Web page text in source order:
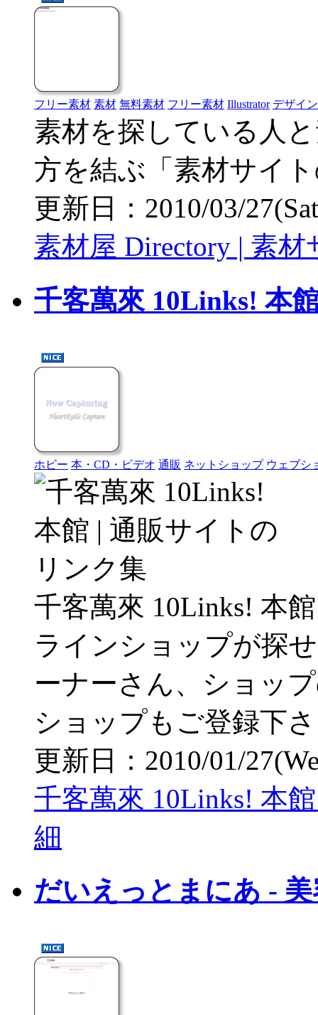
フリー素材 素材 無料素材 フリー素材 Illustrator デザイン
素材を探している人
方を結ぶ「素材サイ
更新日：2010/03/
素材屋 Directory | 素
千客萬來 10Links! 本
ホビー 本・CD・ビデオ 通販 ネットショップ ウェブシ
千客萬來 10Links! 本
ラインショップが探
ーナーさん、ショッ
ショップもご登録下
更新日：2010/01/
千客萬來 10Links! 本
細
だいえっとまにあ -